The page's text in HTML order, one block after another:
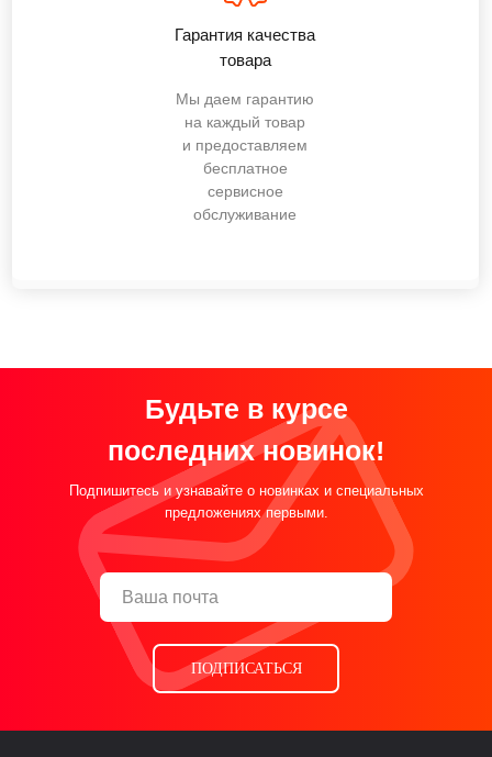
Гарантия качества
товара
Мы даем гарантию
на каждый товар
и предоставляем
бесплатное
сервисное
обслуживание
Будьте в курсе
последних новинок!
Подпишитесь и узнавайте о новинках и специальных
предложениях первыми.
ПОДПИСАТЬСЯ